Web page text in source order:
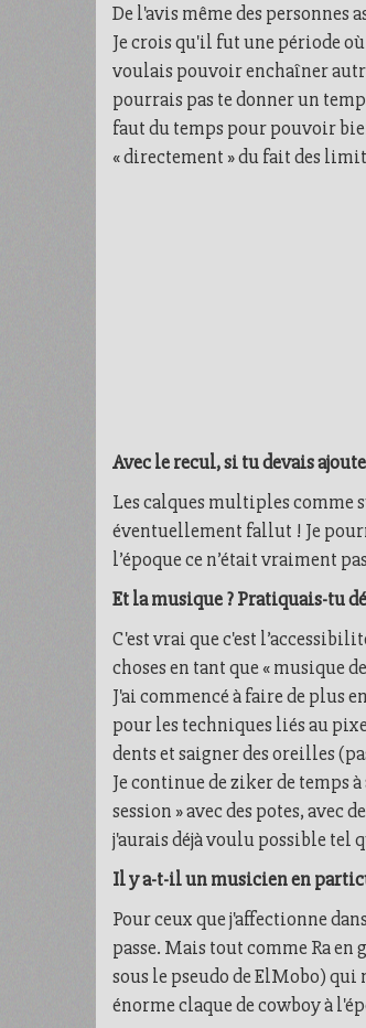
De l'avis même des personnes
Je crois qu'il fut une période
voulais pouvoir enchaîner autre
pourrais pas te donner un
faut du temps pour pouvoir
« directement » du fait des
Avec le recul, si tu devais
Les calques multiples comme
éventuellement fallut ! Je
l’époque ce n’était vraiment
Et la musique ? Pratiquais-tu
C'est vrai que c'est
choses en tant que « musique
J'ai commencé à faire de plus
pour les techniques liés au
dents et saigner des oreilles
Je continue de ziker de temps
session » avec des potes, avec
j'aurais déjà voulu possible tel
Il y a-t-il un musicien en
Pour ceux que j'affectionne
passe. Mais tout comme Ra
sous le pseudo de ElMobo)
énorme claque de cowboy à